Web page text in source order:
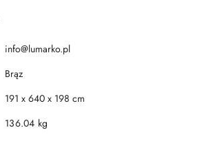
info@lumarko.pl
Brąz
191 x 640 x 198 cm
136.04 kg